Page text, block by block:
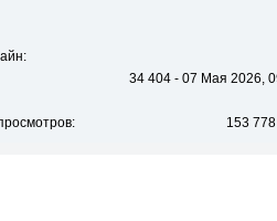
34 404 - 07 Мая 2026,
153